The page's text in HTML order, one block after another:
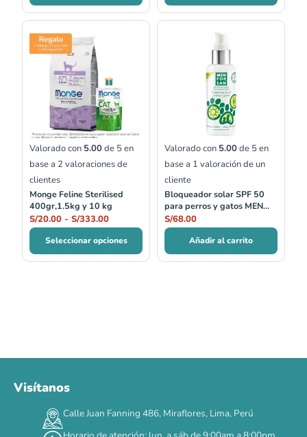
Valorado con 5.00de 5 en
base a 2 valoraciones de
clientes
Monge Feline Sterilised
400gr,1.5kg y 10 kg
S/20.00 - S/333.00
desde
S/20.00
hasta
S/333.00
Seleccionar opciones
Valorado con 5.00de 5 en
base a 1 valoración de un
cliente
Bloqueador solar SPF 50
para perros y gatos MEN
FOR SAN
S/68.00
Añadir al carrito
DÍAS HORAS MIN SEG
Visítanos
Calle Juan Fanning 486, Miraflores, Lima, Perú